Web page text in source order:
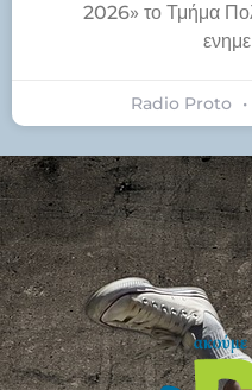
2026» το Τμήμα
Radio Proto